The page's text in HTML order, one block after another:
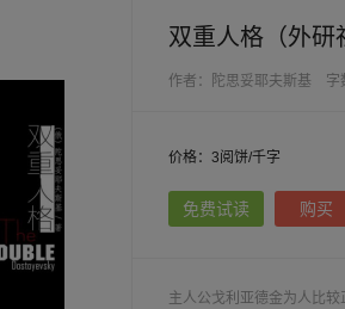
双重人格（外研
作者：陀思妥耶夫斯基 字
价格：3阅饼/千字
免费试读 购买
主人公戈利亚德金为人比